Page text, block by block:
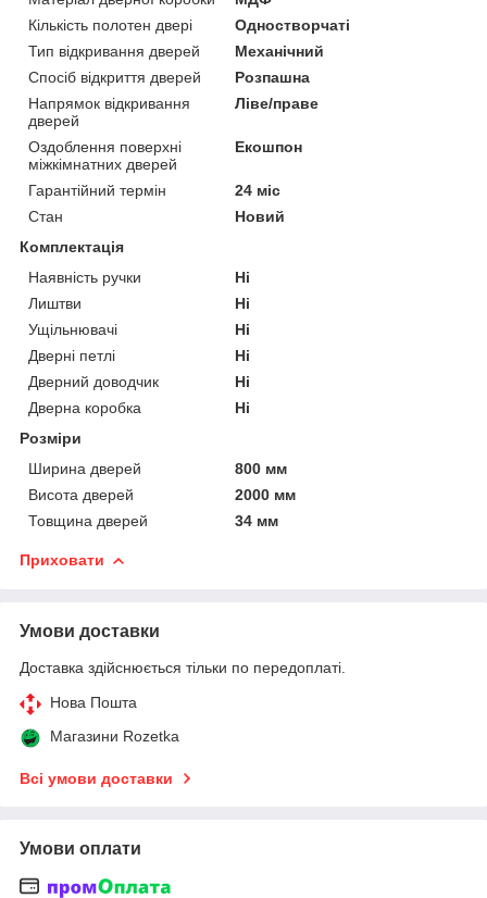
Кількість полотен двері
Одностворчаті
Тип відкривання дверей
Механічний
Спосіб відкриття дверей
Розпашна
Напрямок відкривання
дверей
Ліве/праве
Оздоблення поверхні
міжкімнатних дверей
Екошпон
Гарантійний термін
24 міс
Стан
Новий
Комплектація
Наявність ручки
Ні
Лиштви
Ні
Ущільнювачі
Ні
Дверні петлі
Ні
Дверний доводчик
Ні
Дверна коробка
Ні
Розміри
Ширина дверей
800 мм
Висота дверей
2000 мм
Товщина дверей
34 мм
Приховати
Умови доставки
Доставка здійснюється тільки по передоплаті.
Нова Пошта
Магазини Rozetka
Всі умови доставки
Умови оплати